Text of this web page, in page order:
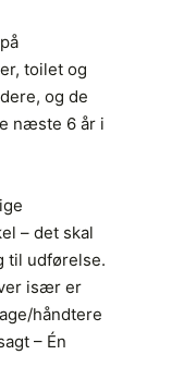
toilet og
og de
næste 6 år i
– det skal
til udførelse.
især er
håndtere
– Én